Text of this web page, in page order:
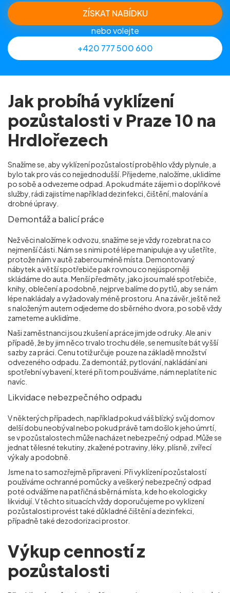
ZÍSKAT NABÍDKU
nebo volejte
+420 777 500 600
Jak probíhá vyklízení
pozůstalosti v Praze 10 na
Hrdlořezech
Snažíme se, aby vyklízení pozůstalostí proběhlo vždy plynule, a
bylo tak pro vás co nejjednodušší. Přijedeme, naložíme, uklidíme
po sobě a odvezeme odpad. A pokud máte zájem i o doplňkové
služby, rádi zajistíme například dezinfekci, čištění, malování a
drobné úpravy.
Demontáž a balicí práce
Než věci naložíme k odvozu, snažíme se je vždy rozebrat na co
nejmenší části. Nám se s nimi poté lépe manipuluje a vy ušetříte,
protože nám v autě zaberou méně místa. Demontovaný
nábytek a větší spotřebiče pak rovnou co nejúsporněji
skládáme do auta. Menší předměty, jako jsou malé spotřebiče,
knihy, oblečení a podobně, nejprve balíme do pytlů, aby se nám
lépe nakládaly a vyžadovaly méně prostoru. A na závěr, ještě než
s naloženým autem odjedeme do sběrného dvora, po sobě vždy
zameteme a uklidíme.
Naši zaměstnanci jsou zkušení a práce jim jde od ruky. Ale ani v
případě, že by jim něco trvalo trochu déle, se nemusíte bát vyšší
sazby za práci. Cenu totiž určuje pouze na základě množství
odvezeného odpadu. Za demontáž, pytlování, nakládání ani
spotřební vybavení, které při tom používáme, nám neplatíte nic
navíc.
Likvidace nebezpečného odpadu
V některých případech, například pokud váš blízký svůj domov
delší dobu neobýval nebo pokud právě tam došlo k jeho úmrtí,
se v pozůstalostech může nacházet nebezpečný odpad. Může se
jednat tělesné tekutiny, zkažené potraviny, léky, plísně, zvířecí
výkaly a podobně.
Jsme na to samozřejmě připraveni. Při vyklízení pozůstalostí
používáme ochranné pomůcky a veškerý nebezpečný odpad
poté odvážíme na patřičná sběrná místa, kde ho ekologicky
likvidují. V těchto situacích vždy doporučujeme po vyklizení
pozůstalosti provést také důkladné čištění a dezinfekci,
případně také dezodorizaci prostor.
Výkup cenností z
pozůstalosti